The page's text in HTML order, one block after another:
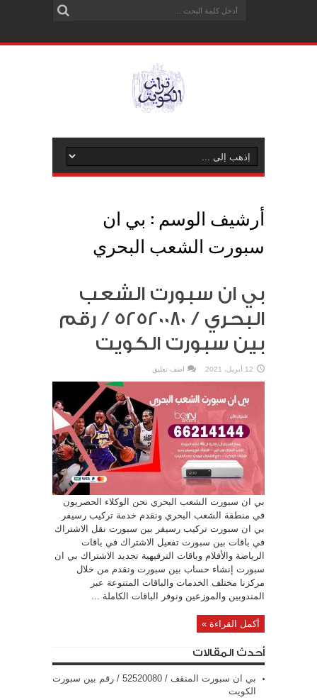
أرشيف الوسم : بي ان
سبورت الشعب البحري
بي ان سبورت الشعب
البحري / 52520080 / رقم
بين سبورت الكويت
12 أبريل، 2021 اضف تعليق
بي ان سبورت الشعب البحري نحن الوكلاء الحصريون
في منطقة الشعب البحري ونقدم خدمة تركيب رسيفر
بي ان سبورت تركيب رسيفر بين سبورت نقل الاشتراك
في باقات بين سبورت تفعيل الاشتراك في باقات
الرياضة والأفلام وباقات الترفيهية تجديد الاشتراك بي ان
سبورت إنشاء حساب بين سبورت ونقدم من خلال
مركزنا مختلف الخدمات والباقات المتنوعة عبر
المندوبين والموزعين ونوفر الباقات الكاملة ...
أكمل القراءة »
أحدث المقالات
بي ان سبورت المنقف / 52520080 / رقم بين سبورت
الكويت